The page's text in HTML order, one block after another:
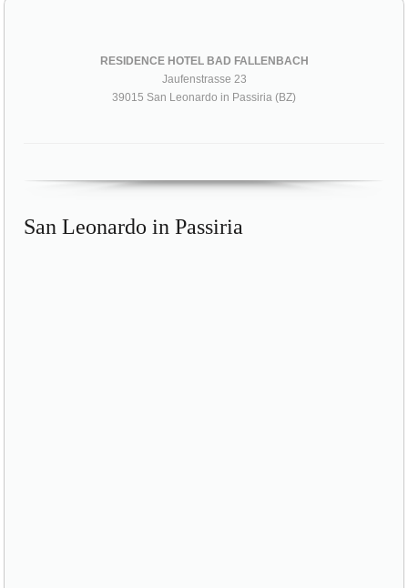
RESIDENCE HOTEL BAD FALLENBACH
Jaufenstrasse 23
39015 San Leonardo in Passiria (BZ)
San Leonardo in Passiria